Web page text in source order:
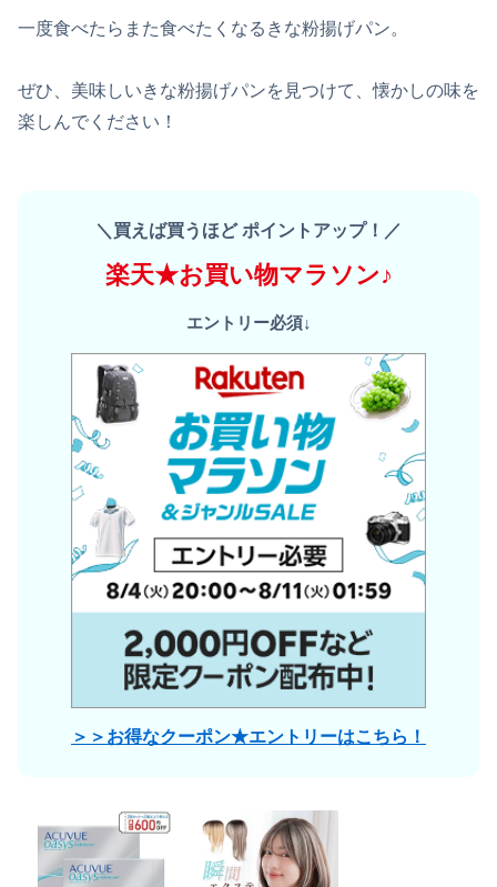
一度食べたらまた食べたくなるきな粉揚げパン。
ぜひ、美味しいきな粉揚げパンを見つけて、懐かしの味を
楽しんでください！
＼買えば買うほど ポイントアップ！／
楽天★お買い物マラソン♪
エントリー必須↓
＞＞お得なクーポン★エントリーはこちら！